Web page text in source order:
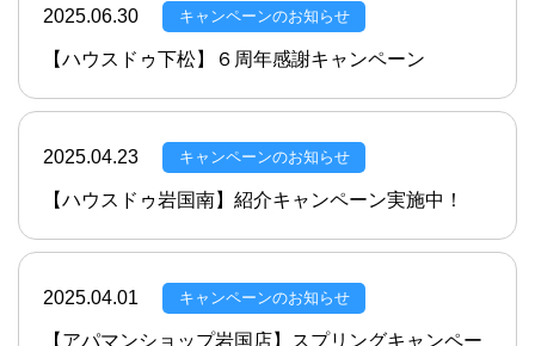
2025.06.30 キャンペーンのお知らせ
【ハウスドゥ下松】６周年感謝キャンペーン
2025.04.23 キャンペーンのお知らせ
【ハウスドゥ岩国南】紹介キャンペーン実施中！
2025.04.01 キャンペーンのお知らせ
【アパマンショップ岩国店】スプリングキャンペー